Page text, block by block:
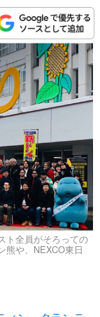
ト全員がそろっての
熊や、NEXCO東日